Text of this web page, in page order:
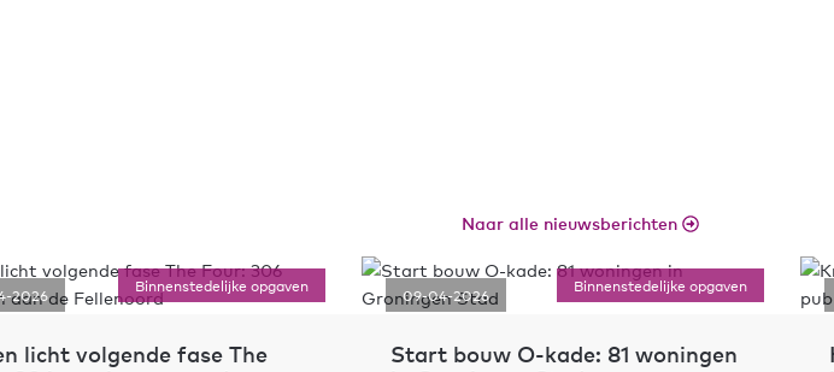
Naar alle nieuwsberichten
opgaven
The
09-04-2026
Start bouw O-kade: 81 woningen
16-12-2025
Kraanbolwerk